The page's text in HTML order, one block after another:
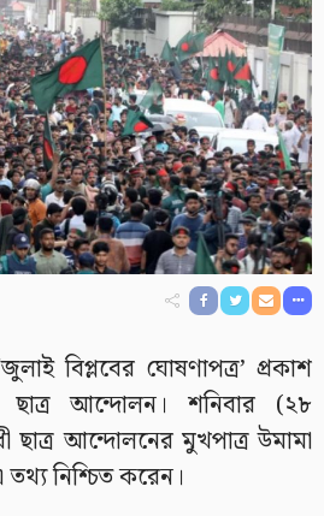
বিপ্লবের ঘোষণাপত্র’ প্রকাশ
ছাত্র আন্দোলন। শনিবার (২৮
ছাত্র আন্দোলনের মুখপাত্র উমামা
নিশ্চিত করেন।